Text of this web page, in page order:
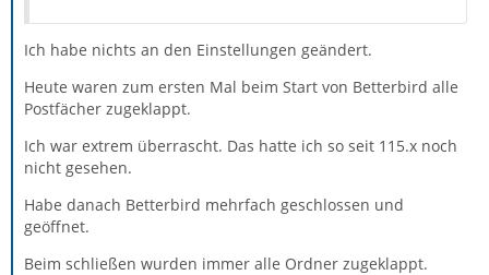
Ich habe nichts an den Einstellungen geändert.
Heute waren zum ersten Mal beim Start von Betterbird alle
Postfächer zugeklappt.
Ich war extrem überrascht. Das hatte ich so seit 115.x noch
nicht gesehen.
Habe danach Betterbird mehrfach geschlossen und
geöffnet.
Beim schließen wurden immer alle Ordner zugeklappt.